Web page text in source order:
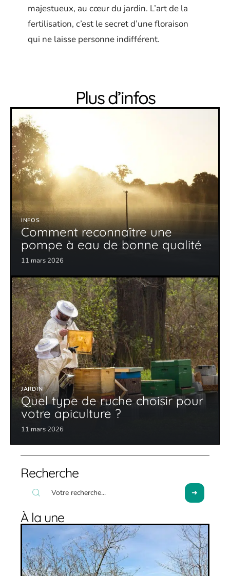
majestueux, au cœur du jardin. L’art de la
fertilisation, c’est le secret d’une floraison
qui ne laisse personne indifférent.
Plus d’infos
INFOS
Comment reconnaître une
pompe à eau de bonne qualité
11 mars 2026
JARDIN
Quel type de ruche choisir pour
votre apiculture ?
11 mars 2026
Recherche
À la une